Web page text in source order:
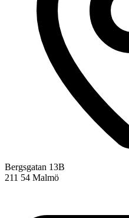
Bergsgatan 13B
211 54 Malmö